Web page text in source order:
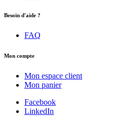
Besoin d'aide ?
FAQ
Mon compte
Mon espace client
Mon panier
Facebook
LinkedIn